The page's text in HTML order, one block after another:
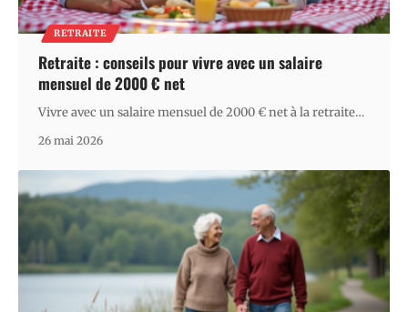
RETRAITE
Retraite : conseils pour vivre avec un salaire
mensuel de 2000 € net
Vivre avec un salaire mensuel de 2000 € net à la retraite…
26 mai 2026